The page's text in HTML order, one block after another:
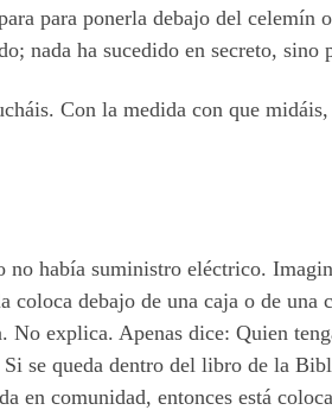
para ponerla debajo del celemín
nada ha sucedido en secreto,
Con la medida con que
había suministro eléctrico.
coloca debajo de una caja o de
No explica. Apenas dice: Quien
se queda dentro del libro de la
en comunidad, entonces está